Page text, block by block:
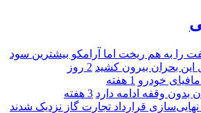
را به هم ریخت اما آرامکو بیشترین سود
این بحران بیرون کشید 2 روز
خودرو 1 هفته
بدون وقفه ادامه دارد 3 هفته
قرارداد تجارت گاز نزدیک شدند